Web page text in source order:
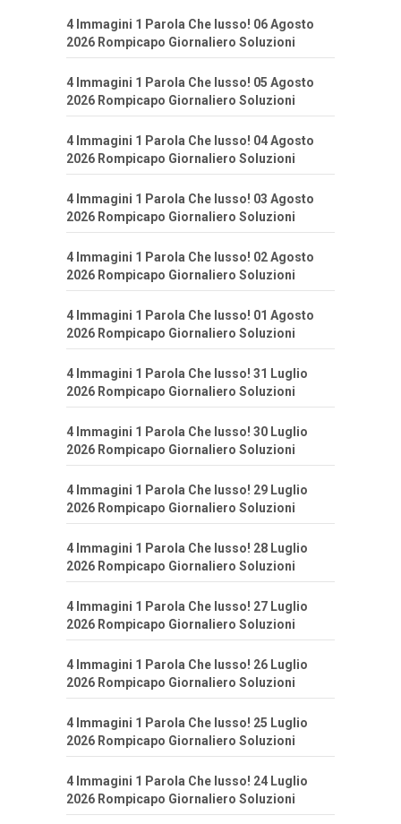
4 Immagini 1 Parola Che lusso! 06 Agosto
2026 Rompicapo Giornaliero Soluzioni
4 Immagini 1 Parola Che lusso! 05 Agosto
2026 Rompicapo Giornaliero Soluzioni
4 Immagini 1 Parola Che lusso! 04 Agosto
2026 Rompicapo Giornaliero Soluzioni
4 Immagini 1 Parola Che lusso! 03 Agosto
2026 Rompicapo Giornaliero Soluzioni
4 Immagini 1 Parola Che lusso! 02 Agosto
2026 Rompicapo Giornaliero Soluzioni
4 Immagini 1 Parola Che lusso! 01 Agosto
2026 Rompicapo Giornaliero Soluzioni
4 Immagini 1 Parola Che lusso! 31 Luglio
2026 Rompicapo Giornaliero Soluzioni
4 Immagini 1 Parola Che lusso! 30 Luglio
2026 Rompicapo Giornaliero Soluzioni
4 Immagini 1 Parola Che lusso! 29 Luglio
2026 Rompicapo Giornaliero Soluzioni
4 Immagini 1 Parola Che lusso! 28 Luglio
2026 Rompicapo Giornaliero Soluzioni
4 Immagini 1 Parola Che lusso! 27 Luglio
2026 Rompicapo Giornaliero Soluzioni
4 Immagini 1 Parola Che lusso! 26 Luglio
2026 Rompicapo Giornaliero Soluzioni
4 Immagini 1 Parola Che lusso! 25 Luglio
2026 Rompicapo Giornaliero Soluzioni
4 Immagini 1 Parola Che lusso! 24 Luglio
2026 Rompicapo Giornaliero Soluzioni